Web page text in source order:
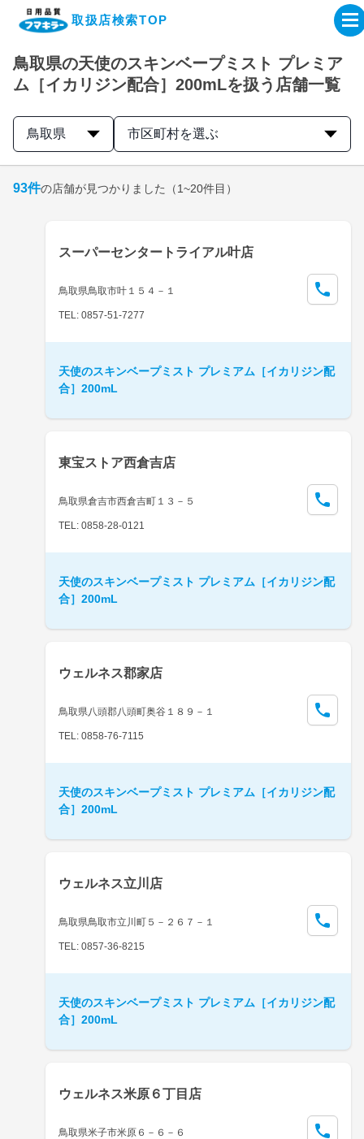
取扱店検索TOP
企業・IR情報サイト
製品情報サイト
取扱店検索はこちら
鳥取県の天使のスキンベープミスト プレミア
ム［イカリジン配合］200mLを扱う店舗一覧
鳥取県 市区町村を選ぶ
93件の店舗が見つかりました （1~20件目）
スーパーセンタートライアル叶店
鳥取県鳥取市叶１５４－１
TEL: 0857-51-7277
天使のスキンベープミスト プレミアム［イカリジン配
合］200mL
東宝ストア西倉吉店
鳥取県倉吉市西倉吉町１３－５
TEL: 0858-28-0121
天使のスキンベープミスト プレミアム［イカリジン配
合］200mL
ウェルネス郡家店
鳥取県八頭郡八頭町奥谷１８９－１
TEL: 0858-76-7115
天使のスキンベープミスト プレミアム［イカリジン配
合］200mL
ウェルネス立川店
鳥取県鳥取市立川町５－２６７－１
TEL: 0857-36-8215
天使のスキンベープミスト プレミアム［イカリジン配
合］200mL
ウェルネス米原６丁目店
鳥取県米子市米原６－６－６